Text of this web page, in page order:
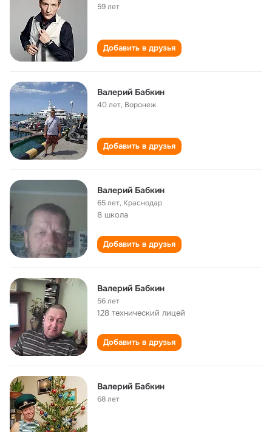
59 лет
Добавить в друзья
Валерий Бабкин
40 лет, Воронеж
Добавить в друзья
Валерий Бабкин
65 лет, Краснодар
8 школа
Добавить в друзья
Валерий Бабкин
56 лет
128 технический лицей
Добавить в друзья
Валерий Бабкин
68 лет